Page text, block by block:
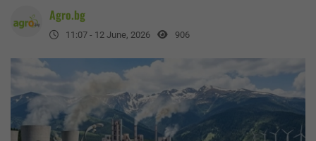
Agro.bg
11:07 - 12 June, 2026 906